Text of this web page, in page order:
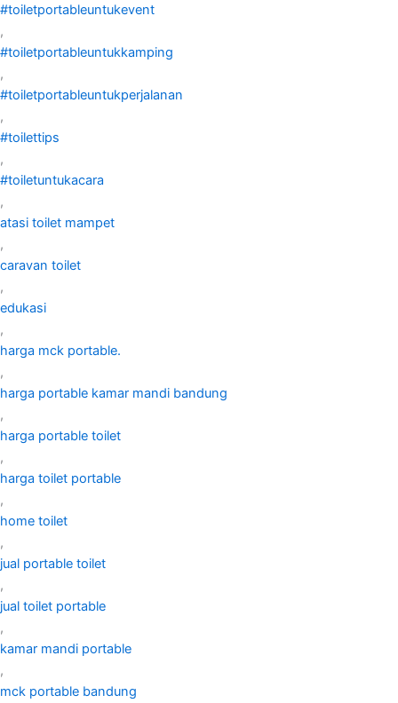
#toiletportableuntukevent
,
#toiletportableuntukkamping
,
#toiletportableuntukperjalanan
,
#toilettips
,
#toiletuntukacara
,
atasi toilet mampet
,
caravan toilet
,
edukasi
,
harga mck portable.
,
harga portable kamar mandi bandung
,
harga portable toilet
,
harga toilet portable
,
home toilet
,
jual portable toilet
,
jual toilet portable
,
kamar mandi portable
,
mck portable bandung